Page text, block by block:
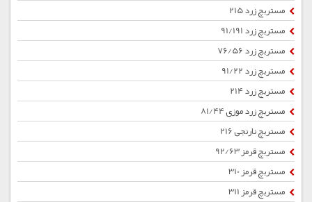
مستربچ زرد 215
مستربچ زرد 91/191
مستربچ زرد 76/56
مستربچ زرد 91/22
مستربچ زرد 214
مستربچ زرد موزی 81/44
مستربچ نارنجی 216
مستربچ قرمز 92/63
مستربچ قرمز 310
مستربچ قرمز 311